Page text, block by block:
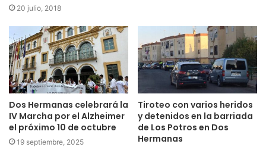
20 julio, 2018
Dos Hermanas celebrará la
IV Marcha por el Alzheimer
el próximo 10 de octubre
19 septiembre, 2025
Tiroteo con varios heridos
y detenidos en la barriada
de Los Potros en Dos
Hermanas